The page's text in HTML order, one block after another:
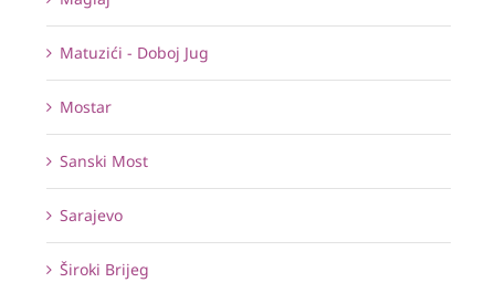
Matuzići - Doboj Jug
Mostar
Sanski Most
Sarajevo
Široki Brijeg